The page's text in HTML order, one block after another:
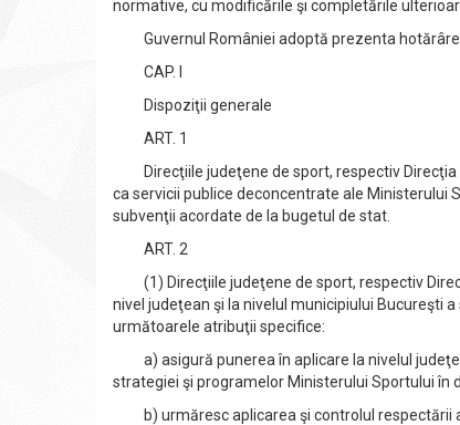
normative, cu modificările şi completările
Guvernul României adoptă prezenta hotărâre.
CAP. I
Dispoziţii generale
ART. 1
Direcţiile judeţene de sport, respectiv Direcţia
ca servicii publice deconcentrate ale Ministerului
subvenţii acordate de la bugetul de stat.
ART. 2
(1) Direcţiile judeţene de sport, respectiv
nivel judeţean şi la nivelul municipiului Bucureşti
următoarele atribuţii specifice:
a) asigură punerea în aplicare la nivelul
strategiei şi programelor Ministerului Sportului în
b) urmăresc aplicarea şi controlul respectării